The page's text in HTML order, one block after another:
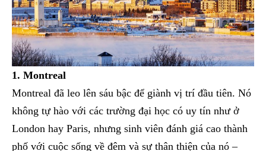
1. Montreal
Montreal đã leo lên sáu bậc để giành vị trí đầu tiên. Nó
không tự hào với các trường đại học có uy tín như ở
London hay Paris, nhưng sinh viên đánh giá cao thành
phố với cuộc sống về đêm và sự thân thiện của nó –